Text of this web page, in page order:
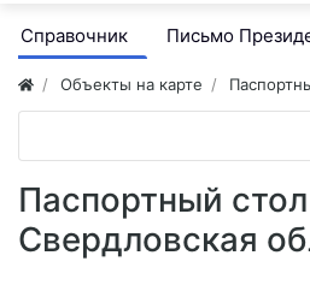
Справочник Письмо
Объекты на карте
Паспортный
Свердловская